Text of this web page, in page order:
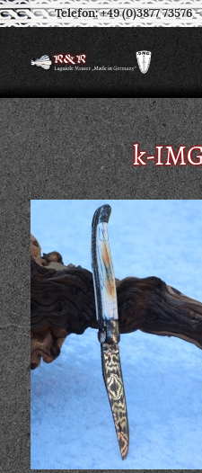
Telefon: +49 (0)3877 73576-
k-